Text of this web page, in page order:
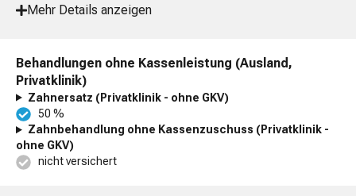
Mehr Details anzeigen
Behandlungen ohne Kassenleistung (Ausland,
Privatklinik)
Zahnersatz (Privatklinik - ohne GKV)
50 %
Zahnbehandlung ohne Kassenzuschuss (Privatklinik -
ohne GKV)
nicht versichert